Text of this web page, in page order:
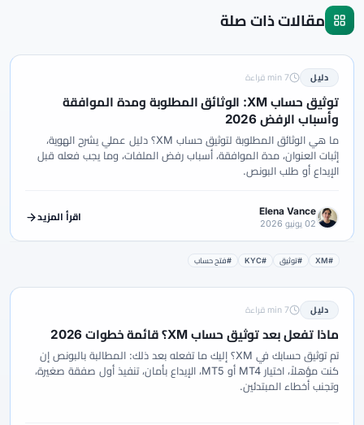
مقالات ذات صلة
دليل 7 min قراءة
توثيق حساب XM: الوثائق المطلوبة ومدة الموافقة
وأسباب الرفض 2026
ما هي الوثائق المطلوبة لتوثيق حساب XM؟ دليل عملي يشرح الهوية،
إثبات العنوان، مدة الموافقة، أسباب رفض الملفات، وما يجب فعله قبل
الإيداع أو طلب البونص.
Elena Vance
02 يونيو 2026
اقرأ المزيد
#XM #توثيق #KYC #فتح حساب
دليل 7 min قراءة
ماذا تفعل بعد توثيق حساب XM؟ قائمة خطوات 2026
تم توثيق حسابك في XM؟ إليك ما تفعله بعد ذلك: المطالبة بالبونص إن
كنت مؤهلاً، اختيار MT4 أو MT5، الإيداع بأمان، تنفيذ أول صفقة صغيرة،
وتجنب أخطاء المبتدئين.